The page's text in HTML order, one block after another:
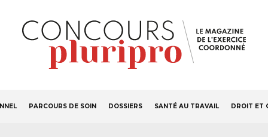
S'ABONNER
principale
PARCOURS DE SOIN DOSSIERS SANTÉ AU TRAVAIL DROIT ET